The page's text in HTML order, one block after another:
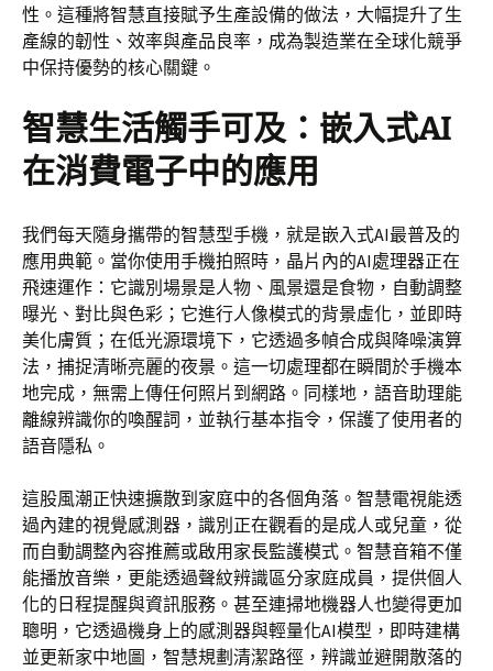
性。這種將智慧直接賦予生產設備的做法，大幅提升了生
產線的韌性、效率與產品良率，成為製造業在全球化競爭
中保持優勢的核心關鍵。
智慧生活觸手可及：嵌入式AI
在消費電子中的應用
我們每天隨身攜帶的智慧型手機，就是嵌入式AI最普及的
應用典範。當你使用手機拍照時，晶片內的AI處理器正在
飛速運作：它識別場景是人物、風景還是食物，自動調整
曝光、對比與色彩；它進行人像模式的背景虛化，並即時
美化膚質；在低光源環境下，它透過多幀合成與降噪演算
法，捕捉清晰亮麗的夜景。這一切處理都在瞬間於手機本
地完成，無需上傳任何照片到網路。同樣地，語音助理能
離線辨識你的喚醒詞，並執行基本指令，保護了使用者的
語音隱私。
這股風潮正快速擴散到家庭中的各個角落。智慧電視能透
過內建的視覺感測器，識別正在觀看的是成人或兒童，從
而自動調整內容推薦或啟用家長監護模式。智慧音箱不僅
能播放音樂，更能透過聲紋辨識區分家庭成員，提供個人
化的日程提醒與資訊服務。甚至連掃地機器人也變得更加
聰明，它透過機身上的感測器與輕量化AI模型，即時建構
並更新家中地圖，智慧規劃清潔路徑，辨識並避開散落的